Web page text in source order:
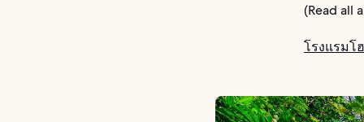
(Read all
โรงแรมโ